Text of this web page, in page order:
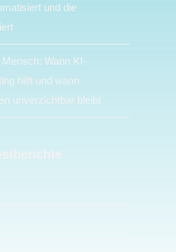
und die
Wann KI-
hilft und wann
unverzichtbar bleibt